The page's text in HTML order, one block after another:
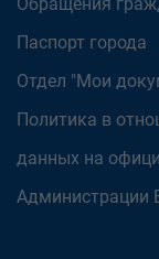
Паспорт города
Отдел "Мои
Политика в
данных на
Администрации